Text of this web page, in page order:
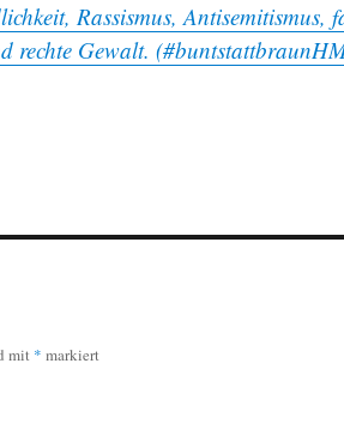
Rassismus, Antisemitismus,
rechte Gewalt.
mit * markiert